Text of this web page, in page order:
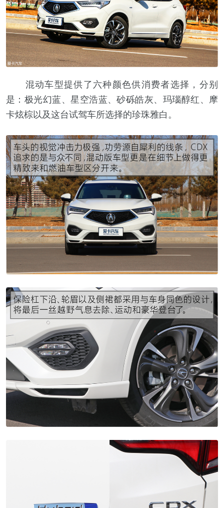
混动车型提供了六种颜色供消费者选择，分别
是：极光幻蓝、星空浩蓝、砂砾皓灰、玛瑙醇红、摩
卡炫棕以及这台试驾车所选择的珍珠雅白。